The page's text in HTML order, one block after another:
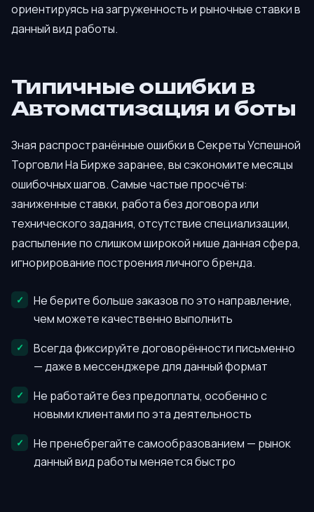
ориентируясь на загруженность и рыночные ставки в
данный вид работы.
Типичные ошибки в
Автоматизация и боты
Зная распространённые ошибки в Секреты Успешной
Торговли На Бирже заранее, вы сэкономите месяцы
ошибочных шагов. Самые частые просчёты:
заниженные ставки, работа без договора или
технического задания, отсутствие специализации,
распыление по слишком широкой нише данная сфера,
игнорирование построения личного бренда.
Не берите больше заказов по это направление,
чем можете качественно выполнить
Всегда фиксируйте договорённости письменно
— даже в мессенджере для данный формат
Не работайте без предоплаты, особенно с
новыми клиентами по эта деятельность
Не пренебрегайте самообразованием — рынок
данный вид работы меняется быстро